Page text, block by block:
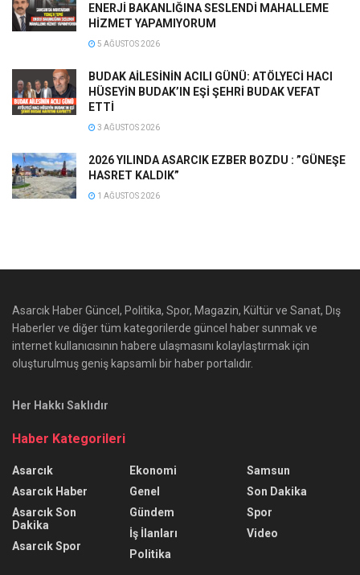
ENERJİ BAKANLIĞINA SESLENDİ MAHALLEME
HİZMET YAPAMIYORUM
5 AĞUSTOS 2026
BUDAK AİLESİNİN ACILI GÜNÜ: ATÖLYECİ HACI
HÜSEYİN BUDAK’IN EŞİ ŞEHRİ BUDAK VEFAT
ETTİ
3 AĞUSTOS 2026
2026 YILINDA ASARCIK EZBER BOZDU : ”GÜNEŞE
HASRET KALDIK”
1 AĞUSTOS 2026
Asarcık Haber Güncel, Politika, Spor, Magazin, Kültür ve Sanat, Dış
Haberler ve diğer tüm kategorilerde güncel haber sunmak ve
internet kullanıcısının habere ulaşmasını kolaylaştırmak için
oluşturulmuş geniş kapsamlı bir haber portalıdır.
Her Hakkı Saklıdır
Haber Kategorileri
Asarcık
Asarcık Haber
Asarcık Son
Dakika
Asarcık Spor
Ekonomi
Genel
Gündem
İş İlanları
Politika
Samsun
Son Dakika
Spor
Video